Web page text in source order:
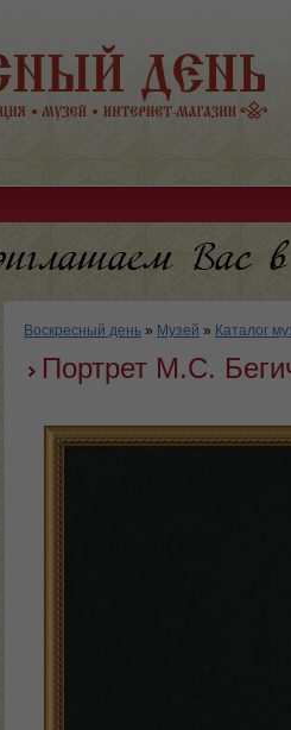
Воскресный день » Музей » Каталог
Портрет М.С.